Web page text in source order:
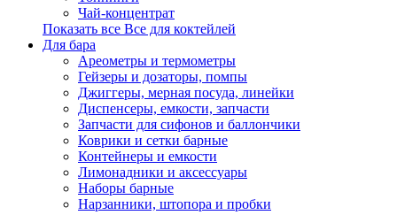
Чай-концентрат
Показать все Все для коктейлей
Для бара
Ареометры и термометры
Гейзеры и дозаторы, помпы
Джиггеры, мерная посуда, линейки
Диспенсеры, емкости, запчасти
Запчасти для сифонов и баллончики
Коврики и сетки барные
Контейнеры и емкости
Лимонадники и аксессуары
Наборы барные
Нарзанники, штопора и пробки